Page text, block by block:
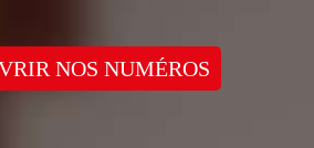
NOS NUMÉROS